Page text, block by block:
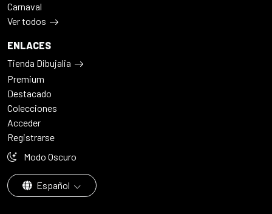
Carnaval
Ver todos
ENLACES
Tienda Dibujalia
Premium
Destacado
Colecciones
Acceder
Registrarse
Modo Oscuro
Español